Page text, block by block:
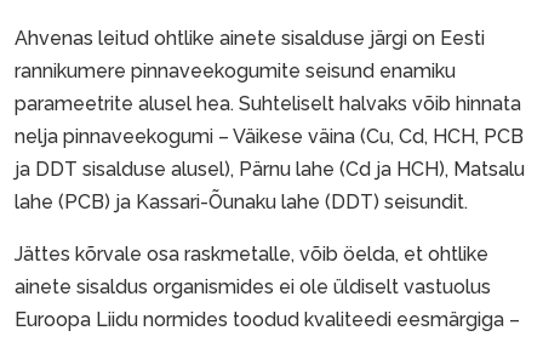
Ahvenas leitud ohtlike ainete sisalduse järgi on Eesti
rannikumere pinnaveekogumite seisund enamiku
parameetrite alusel hea. Suhteliselt halvaks võib hinnata
nelja pinnaveekogumi – Väikese väina (Cu, Cd, HCH, PCB
ja DDT sisalduse alusel), Pärnu lahe (Cd ja HCH), Matsalu
lahe (PCB) ja Kassari-Õunaku lahe (DDT) seisundit.
Jättes kõrvale osa raskmetalle, võib öelda, et ohtlike
ainete sisaldus organismides ei ole üldiselt vastuolus
Euroopa Liidu normides toodud kvaliteedi eesmärgiga –